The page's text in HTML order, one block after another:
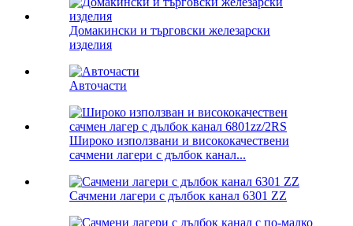
Домакински и търговски железарски
изделия
Авточасти
Широко използвани и висококачествени
сачмени лагери с дълбок канал...
Сачмени лагери с дълбок канал 6301 ZZ